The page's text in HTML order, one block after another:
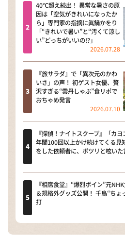
40℃超え続出！ 異常な暑さの原
因は「空気がきれいになったか
ら」専門家の指摘に眞鍋かをり
「“きれいで暑い”と“汚くて涼し
い”どっちがいいの!?」
2026.07.28
『旅サラダ』で「異次元のかわ
いさ」の声！ 初ゲスト女優、贅
沢すぎる“雲丹しゃぶ”食リポで
おちゃめ発言
2026.07.10
『探偵！ナイトスクープ』「カ
年間100回以上かけ続けてくる見
をした依頼者に、ポツリと呟い
『相席食堂』“爆烈ボイン”元
＆規格外グッズ公開！ 千鳥“ちょ
打